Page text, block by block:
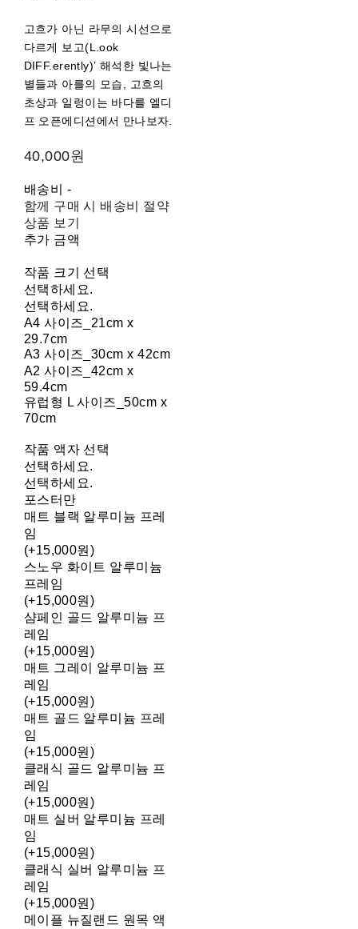
고흐가 아닌 라무의 시선으로
다르게 보고(L.ook
DIFF.erently)’ 해석한 빛나는
별들과 아를의 모습, 고흐의
초상과 일렁이는 바다를 엘디
프 오픈에디션에서 만나보자.
40,000원
배송비 -
함께 구매 시 배송비 절약
상품 보기
추가 금액
작품 크기 선택
선택하세요.
선택하세요.
A4 사이즈_21cm x
29.7cm
A3 사이즈_30cm x 42cm
A2 사이즈_42cm x
59.4cm
유럽형 L 사이즈_50cm x
70cm
작품 액자 선택
선택하세요.
선택하세요.
포스터만
매트 블랙 알루미늄 프레
임
(+15,000원)
스노우 화이트 알루미늄
프레임
(+15,000원)
샴페인 골드 알루미늄 프
레임
(+15,000원)
매트 그레이 알루미늄 프
레임
(+15,000원)
매트 골드 알루미늄 프레
임
(+15,000원)
클래식 골드 알루미늄 프
레임
(+15,000원)
매트 실버 알루미늄 프레
임
(+15,000원)
클래식 실버 알루미늄 프
레임
(+15,000원)
메이플 뉴질랜드 원목 액